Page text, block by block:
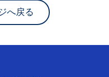
へ戻る